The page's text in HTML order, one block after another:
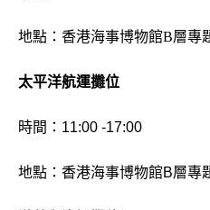
地點：香港海事博物館B層專
太平洋航運攤位
時間：11:00 -17:00
地點：香港海事博物館B層專